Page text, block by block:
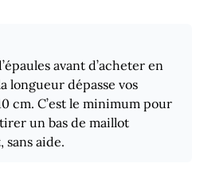
avant d’acheter en
longueur dépasse vos
cm. C’est le minimum pour
un bas de maillot
aide.